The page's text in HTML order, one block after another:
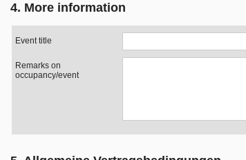
4. More information
Event title
Remarks on
occupancy/event